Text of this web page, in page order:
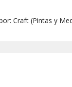
dos horas entre
Craft (Pintas y